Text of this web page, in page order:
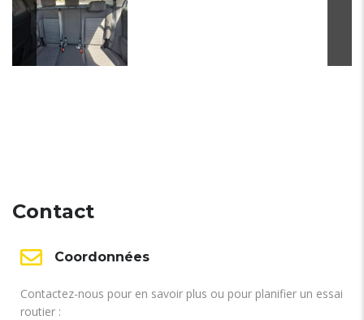
Contact
Coordonnées
Contactez-nous pour en savoir plus ou pour planifier un essai
routier :